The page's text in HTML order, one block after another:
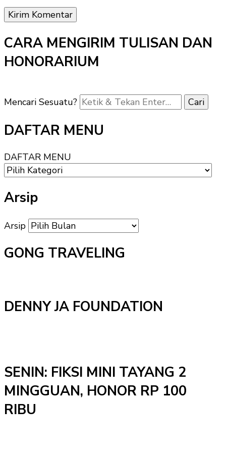
CARA MENGIRIM TULISAN DAN
HONORARIUM
Mencari Sesuatu?
DAFTAR MENU
DAFTAR MENU
Arsip
Arsip
GONG TRAVELING
DENNY JA FOUNDATION
SENIN: FIKSI MINI TAYANG 2
MINGGUAN, HONOR RP 100
RIBU